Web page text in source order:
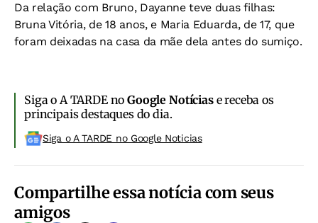
Da relação com Bruno, Dayanne teve duas filhas:
Bruna Vitória, de 18 anos, e Maria Eduarda, de 17, que
foram deixadas na casa da mãe dela antes do sumiço.
Siga o A TARDE noGoogle Notíciase receba os
principais destaques do dia.
Siga o A TARDE no Google Noticias
Compartilhe essa notícia com seus
amigos